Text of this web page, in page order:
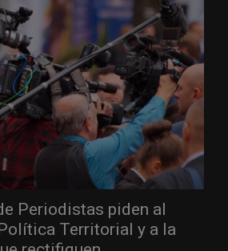
Periodistas piden al
Territorial y a la